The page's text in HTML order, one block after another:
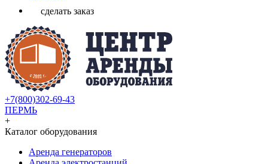
сделать заказ
+7(800)302-69-43
ПЕРМЬ
+
Каталог оборудования
Аренда генераторов